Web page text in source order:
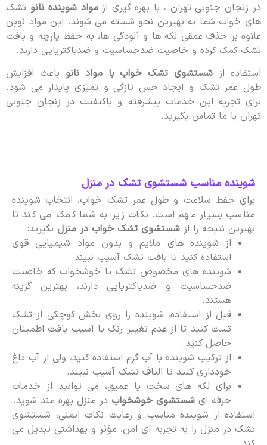
در زنجان جنوبی تهران ، با بهره گیری از مواد شوینده نانوتشک
های خواب شما به بهترین نحو شسته می شوند. این مواد نوین
علاوه بر حذف عمقی لکه ها و آلودگی ها، به حفظ پارچه و بافت
تشک کمک کرده و خاصیت ضدحساسیت و ضدباکتریایی دارند.
استفاده از شستشوی تشک خواب با مواد نانوباعث افزایش
طول عمر تشک و ایجاد حس تازگی و تمیزی پایدار می شود.
برای تجربه این خدمات پیشرفته و باکیفیت در زنجان جنوبی
تهران با ما تماس بگیرید.
شوینده مناسب شستشوی تشک در منزل
برای حفظ سلامت و طول عمر تشک خواب، انتخاب شوینده
مناسب بسیار مهم است. نکات زیر به شما کمک می کند تا
بهترین نتیجه را از شستشوی تشک خواب در منزلبگیرید:
از شوینده های ملایم و بدون مواد شیمیایی قوی
استفاده کنید تا بافت تشک آسیب نبیند.
شوینده های مخصوص تشک یا خوشخواب که خاصیت
ضدحساسیت و ضدباکتریایی دارند، بهترین گزینه
هستند.
قبل از استفاده، شوینده را روی بخش کوچکی از تشک
تست کنید تا از عدم تغییر رنگ یا آسیب بافت اطمینان
حاصل کنید.
از ترکیب شوینده با آب گرم استفاده کنید، ولی از آب داغ
خودداری کنید تا الیاف تشک آسیب نبیند.
برای لکه های سخت یا عمیق، می توانید از خدمات
حرفه ای شستشوی خوشخوابدر منزل بهره مند شوید.
استفاده از شوینده مناسب و رعایت نکات ایمنی، شستشوی
تشک در منزل را به تجربه ای امن، مؤثر و بهداشتی تبدیل می